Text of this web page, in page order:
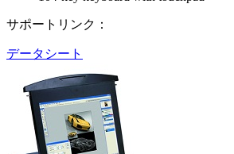
サポートリンク：
データシート